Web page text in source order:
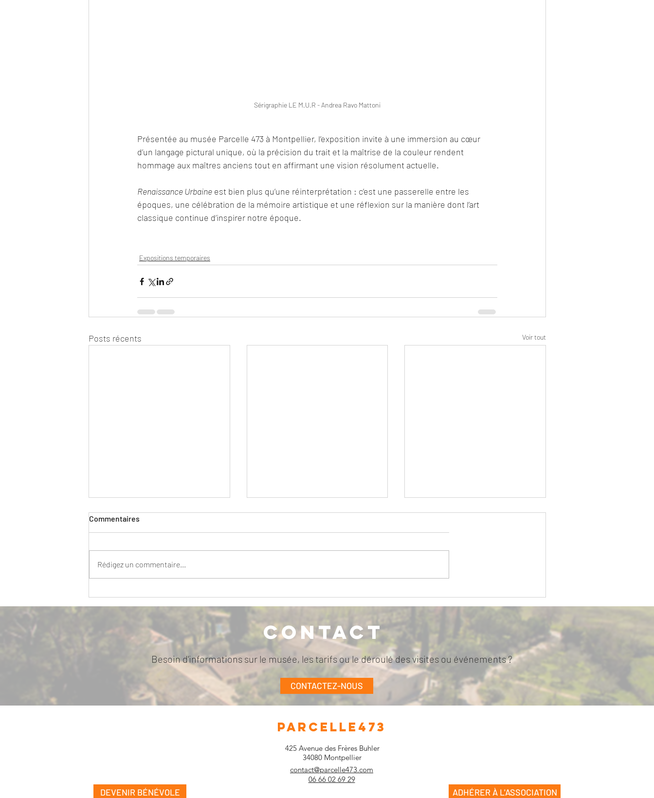
Sérigraphie LE M.U.R - Andrea Ravo Mattoni
Présentée au musée Parcelle 473 à Montpellier, l’exposition invite à une immersion au cœur
d’un langage pictural unique, où la précision du trait et la maîtrise de la couleur rendent
hommage aux maîtres anciens tout en affirmant une vision résolument actuelle.
Renaissance Urbaine est bien plus qu’une réinterprétation : c’est une passerelle entre les
époques, une célébration de la mémoire artistique et une réflexion sur la manière dont l’art
classique continue d’inspirer notre époque.
Expositions temporaires
Posts récents Voir tout
tri » / Mars à Juin 2026
Immersion Urbaine » /
Reine de cœur » / Juin à
Commentaires
Rédigez un commentaire...
Contact
Besoin d'informations sur le musée, les tarifs ou le déroulé des visites ou événements ?
CONTACTEZ-NOUS
PARCELLE473
425 Avenue des Frères Buhler
34080 Montpellier
contact@parcelle473.com
06 66 02 69 29
DEVENIR BÉNÉVOLE ADHÉRER À L'ASSOCIATION